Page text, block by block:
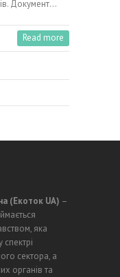
Документ…
Read more
(Екоток UA) –
яка
сектора, а
органів та